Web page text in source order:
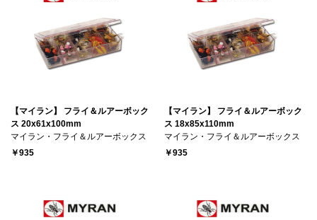
【マイラン】 フライ＆ルアーボック
ス 20x61x100mm
マイラン・フライ＆ルアーボックス
￥935
【マイラン】 フライ＆ルアーボック
ス 18x85x110mm
マイラン・フライ＆ルアーボックス
￥935